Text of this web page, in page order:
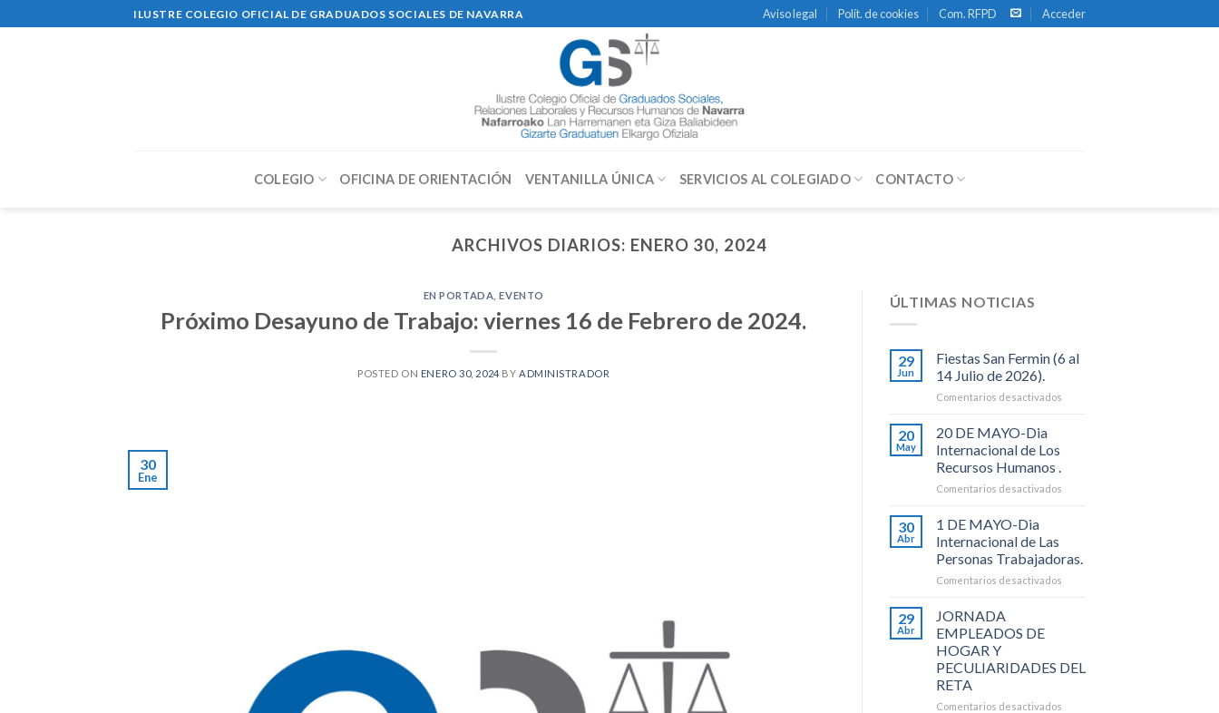
to
ILUSTRE COLEGIO OFICIAL DE GRADUADOS SOCIALES DE NAVARRA Aviso legal Polít. de cookies Com. RFPD Acceder
COLEGIO OFICINA DE ORIENTACIÓN VENTANILLA ÚNICA SERVICIOS AL COLEGIADO CONTACTO
ARCHIVOS DIARIOS: ENERO 30, 2024
EN PORTADA ,EVENTO
Próximo Desayuno de Trabajo: viernes 16 de Febrero de 2024.
POSTED ON ENERO 30, 2024 BY ADMINISTRADOR
30
Ene
ÚLTIMAS NOTICIAS
29
Jun
Fiestas San Fermin (6 al
14 Julio de 2026).
Comentarios desactivadosen
al
14
20
May
20 DE MAYO-Dia
Internacional de Los
Recursos Humanos .
Comentarios desactivadosen
Internacional
de
30
Abr
1 DE MAYO-Dia
Internacional de Las
Personas Trabajadoras.
Comentarios desactivadosen
de
Personas
29
Abr
JORNADA
EMPLEADOS DE
HOGAR Y
PECULIARIDADES DEL
RETA
Comentarios desactivadosen